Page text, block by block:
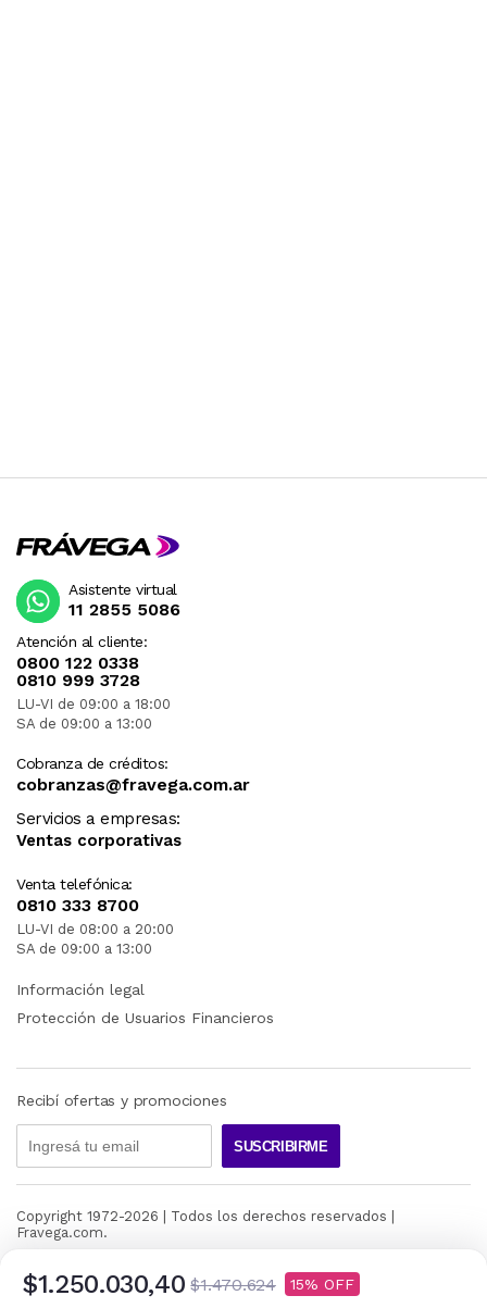
$1.250.030,40 $1.470.624 15
Atención al cliente:
0800 122 0338
0810 999 3728
LU-VI de 09:00 a 18:00
SA de 09:00 a 13:00
Cobranza de créditos:
cobranzas@fravega.com.ar
Servicios a empresas:
Ventas corporativas
Venta telefónica:
0810 333 8700
LU-VI de 08:00 a 20:00
SA de 09:00 a 13:00
Asistente virtual
11 2855 5086
Información legal
Protección de Usuarios Financieros
Recibí ofertas y promociones
SUSCRIBIRME
Copyright 1972-2026 | Todos los derechos reservados |
Fravega.com.